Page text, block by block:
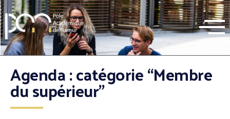
Agenda : catégorie “Membre
du supérieur”